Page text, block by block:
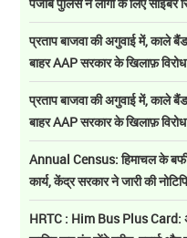
पंजाब पुलिस ने लोगों के लिए साइबर
प्रताप बाजवा की अगुवाई में, काले
बाहर AAP सरकार के खिलाफ़
प्रताप बाजवा की अगुवाई में, काले
बाहर AAP सरकार के खिलाफ़
Annual Census: हिमाचल के
कार्य, केंद्र सरकार ने जारी की
HRTC : Him Bus Plus Card: